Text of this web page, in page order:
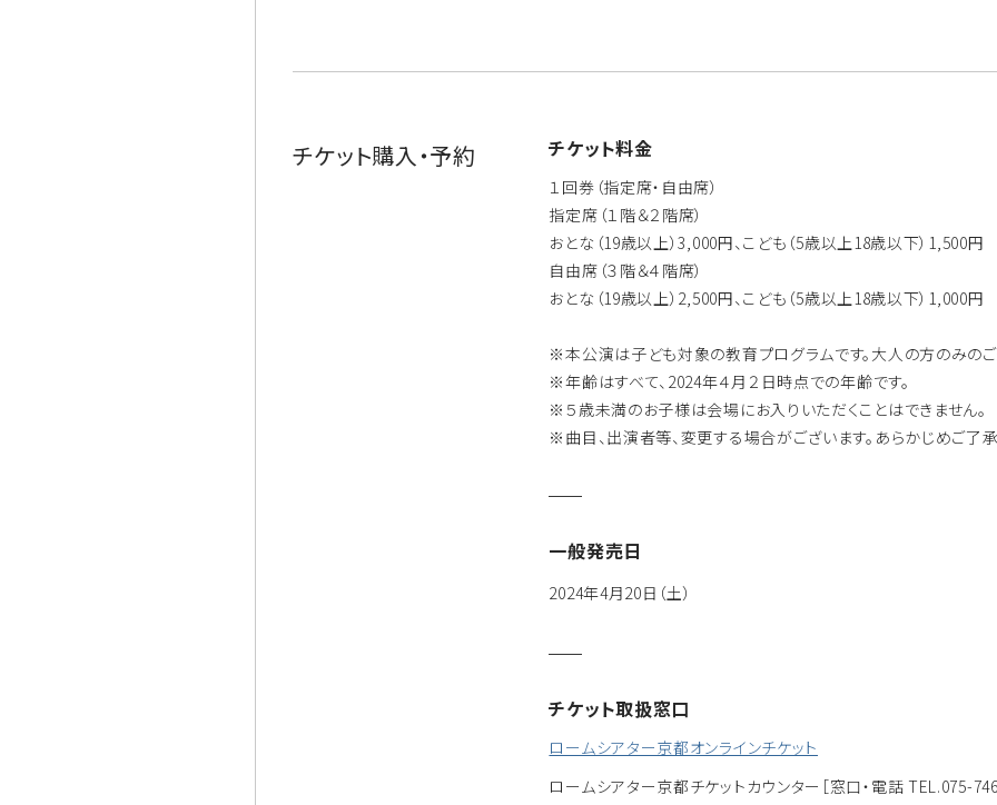
チケット購入・予約 チケット料金
１回券（指定席・自由席）
指定席（１階＆２階席）
おとな（19歳以上）3,000円、こども（5歳以上18歳以下）1,500円
自由席（３階＆４階席）
おとな（19歳以上）2,500円、こども（5歳以上18歳以下）1,000円
※本公演は子ども対象の教育プログラムです。大人の方のみの
※年齢はすべて、2024年４月２日時点での年齢です。
※５歳未満のお子様は会場にお入りいただくことはできません。
※曲目、出演者等、変更する場合がございます。あらかじめご了承
一般発売日
2024年4月20日（土）
チケット取扱窓口
ロームシアター京都オンラインチケット
ロームシアター京都チケットカウンター ［窓口・電話 TEL.075-